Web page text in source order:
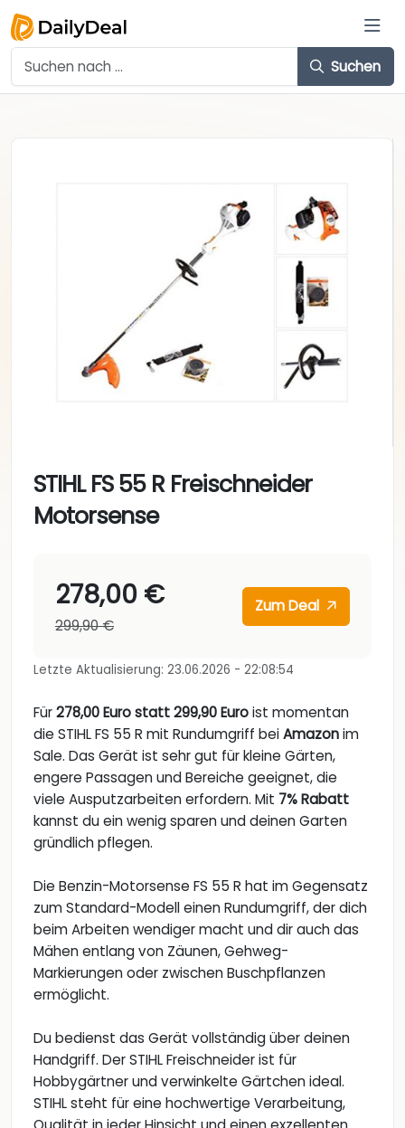
Suchen
STIHL FS 55 R Freischneider
Motorsense
278,00 €
299,90 €
Zum Deal
Letzte Aktualisierung: 23.06.2026 - 22:08:54
Für278,00 Euro statt 299,90 Euroist momentan
die STIHL FS 55 R mit Rundumgriff beiAmazonim
Sale. Das Gerät ist sehr gut für kleine Gärten,
engere Passagen und Bereiche geeignet, die
viele Ausputzarbeiten erfordern. Mit 7% Rabatt
kannst du ein wenig sparen und deinen Garten
gründlich pflegen.
Die Benzin-Motorsense FS 55 R hat im Gegensatz
zum Standard-Modell einen Rundumgriff, der dich
beim Arbeiten wendiger macht und dir auch das
Mähen entlang von Zäunen, Gehweg-
Markierungen oder zwischen Buschpflanzen
ermöglicht.
Du bedienst das Gerät vollständig über deinen
Handgriff. Der STIHL Freischneider ist für
Hobbygärtner und verwinkelte Gärtchen ideal.
STIHL steht für eine hochwertige Verarbeitung,